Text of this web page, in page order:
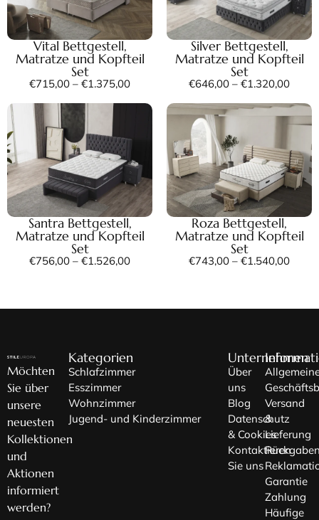
Vital Bettgestell,
Matratze und Kopfteil
Set
€715,00 – €1.375,00
Silver Bettgestell,
Matratze und Kopfteil
Set
€646,00 – €1.320,00
Santra Bettgestell,
Matratze und Kopfteil
Set
€756,00 – €1.526,00
Roza Bettgestell,
Matratze und Kopfteil
Set
€743,00 – €1.540,00
Möchten
Sie über
unsere
neuesten
Kollektionen
und
Aktionen
informiert
werden?
Kategorien
Schlafzimmer
Esszimmer
Wohnzimmer
Jugend- und Kinderzimmer
Unternehmen
Über
uns
Blog
Datenschutz
& Cookies
Kontaktieren
Sie uns
Versand
&
Lieferung
Garantie
Zahlung
Häufige